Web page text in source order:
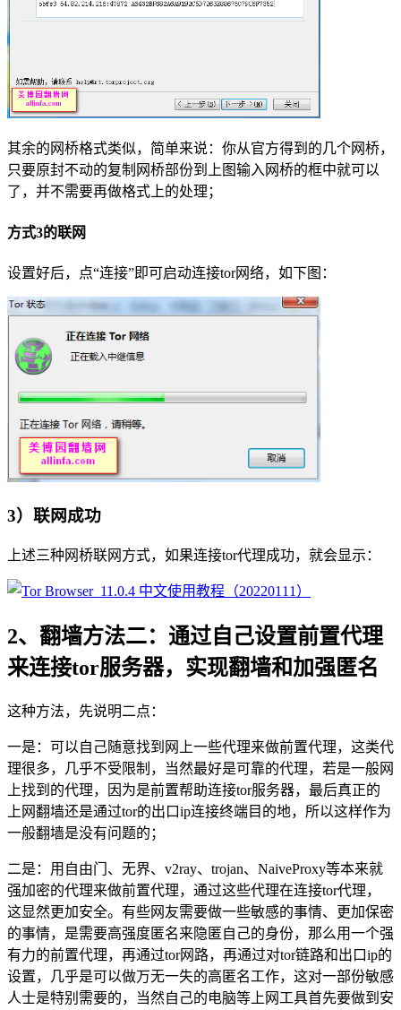
其余的网桥格式类似，简单来说：你从官方得到的几个网桥，
只要原封不动的复制网桥部份到上图输入网桥的框中就可以
了，并不需要再做格式上的处理；
方式3的联网
设置好后，点“连接”即可启动连接tor网络，如下图：
3）联网成功
上述三种网桥联网方式，如果连接tor代理成功，就会显示：
2、翻墙方法二：通过自己设置前置代理
来连接tor服务器，实现翻墙和加强匿名
这种方法，先说明二点：
一是：可以自己随意找到网上一些代理来做前置代理，这类代
理很多，几乎不受限制，当然最好是可靠的代理，若是一般网
上找到的代理，因为是前置帮助连接tor服务器，最后真正的
上网翻墙还是通过tor的出口ip连接终端目的地，所以这样作为
一般翻墙是没有问题的；
二是：用自由门、无界、v2ray、trojan、NaiveProxy等本来就
强加密的代理来做前置代理，通过这些代理在连接tor代理，
这显然更加安全。有些网友需要做一些敏感的事情、更加保密
的事情，是需要高强度匿名来隐匿自己的身份，那么用一个强
有力的前置代理，再通过tor网路，再通过对tor链路和出口ip的
设置，几乎是可以做万无一失的高匿名工作，这对一部份敏感
人士是特别需要的，当然自己的电脑等上网工具首先要做到安